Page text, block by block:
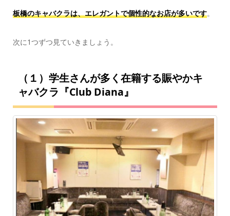
板橋のキャバクラは、エレガントで個性的なお店が多いです。
次に1つずつ見ていきましょう。
（１）学生さんが多く在籍する賑やかキ
ャバクラ『Club Diana』